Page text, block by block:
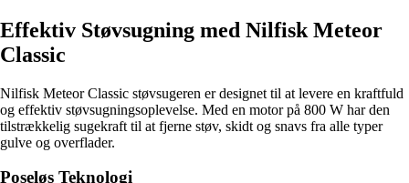
Effektiv Støvsugning med Nilfisk Meteor
Classic
Nilfisk Meteor Classic støvsugeren er designet til at levere en kraftfuld
og effektiv støvsugningsoplevelse. Med en motor på 800 W har den
tilstrækkelig sugekraft til at fjerne støv, skidt og snavs fra alle typer
gulve og overflader.
Poseløs Teknologi